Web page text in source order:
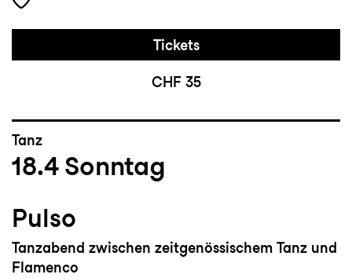
Tickets
CHF 35
Tanz
18.4 Sonntag
Pulso
Tanzabend zwischen zeitgenössischem Tanz und
Flamenco